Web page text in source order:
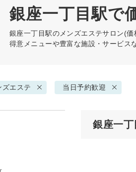
銀座一丁目駅で
銀座一丁目駅のメンズエステサロン(価
得意メニューや豊富な施設・サービス
ズエステ 当日予約歓迎
銀座一